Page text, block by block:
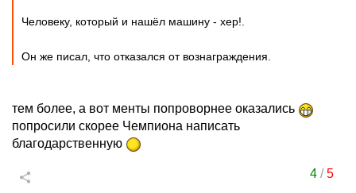
Человеку, который и нашёл машину - хер!.
Он же писал, что отказался от вознаграждения.
тем более, а вот менты попроворнее оказались
попросили скорее Чемпиона написать
благодарственную
4/5